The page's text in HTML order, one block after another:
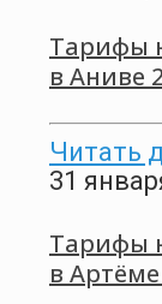
Тарифы
в Аниве
Читать
31
Тарифы
в